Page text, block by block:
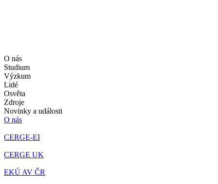
O nás
Studium
Výzkum
Lidé
Osvěta
Zdroje
Novinky a události
O nás
CERGE-EI
CERGE UK
EKÚ AV ČR